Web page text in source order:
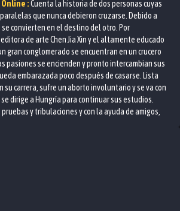
Online :Cuenta la historia de dos personas cuyas
que nunca debieron cruzarse. Debido a
convierten en el destino del otro. Por
de arte Chen Jia Xin y el altamente educado
gran conglomerado se encuentran en un crucero
pasiones se encienden y pronto intercambian sus
embarazada poco después de casarse. Lista
su carrera, sufre un aborto involuntario y se va con
dirige a Hungría para continuar sus estudios.
y tribulaciones y con la ayuda de amigos,
los dos se encuentran de nuevo en